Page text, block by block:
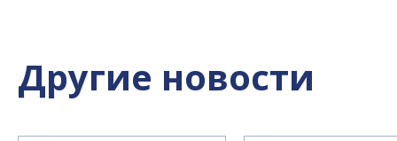
Другие новости